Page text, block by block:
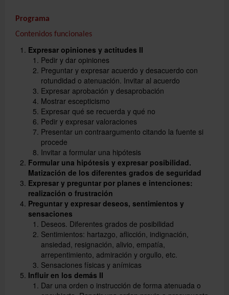
Programa
Contenidos funcionales
Expresar opiniones y actitudes II
Pedir y dar opiniones
Preguntar y expresar acuerdo y desacuerdo con
rotundidad o atenuación. Invitar al acuerdo
Expresar aprobación y desaprobación
Mostrar escepticismo
Expresar qué se recuerda y qué no
Pedir y expresar valoraciones
Presentar un contraargumento citando la fuente si
procede
Invitar a formular una hipótesis
Formular una hipótesis y expresar posibilidad.
Matización de los diferentes grados de seguridad
Expresar y preguntar por planes e intenciones:
realización o frustración
Preguntar y expresar deseos, sentimientos y
sensaciones
Deseos. Diferentes grados de posibilidad
Sentimientos: hartazgo, aflicción, indignación,
ansiedad, resignación, alivio, empatía,
arrepentimiento, admiración y orgullo, etc.
Sensaciones físicas y anímicas
Influir en los demás II
Dar una orden o instrucción de forma atenuada o